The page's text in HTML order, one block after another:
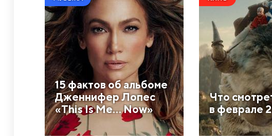
​15 фактов об альбоме
Дженнифер Лопес
«This Is Me… Now»
​Что
в феврале